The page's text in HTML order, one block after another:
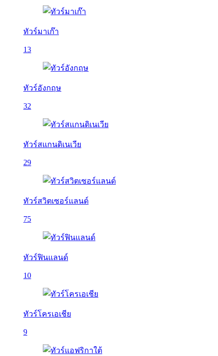
ทัวร์มาเก๊า
13
ทัวร์อังกฤษ
32
ทัวร์สแกนดิเนเวีย
29
ทัวร์สวิตเซอร์แลนด์
75
ทัวร์ฟินแลนด์
10
ทัวร์โครเอเชีย
9